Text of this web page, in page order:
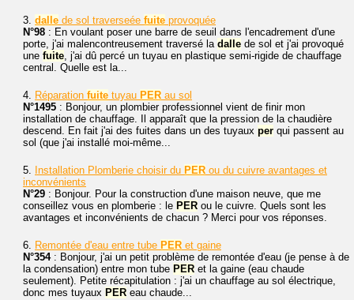
3. dalle de sol traverseée fuite provoquée
N°98 : En voulant poser une barre de seuil dans l'encadrement d'une
porte, j'ai malencontreusement traversé la dalle de sol et j'ai provoqué
une fuite, j'ai dû percé un tuyau en plastique semi-rigide de chauffage
central. Quelle est la...
4. Réparation fuite tuyau PER au sol
N°1495 : Bonjour, un plombier professionnel vient de finir mon
installation de chauffage. Il apparaît que la pression de la chaudière
descend. En fait j'ai des fuites dans un des tuyaux per qui passent au
sol (que j'ai installé moi-même...
5. Installation Plomberie choisir du PER ou du cuivre avantages et
inconvénients
N°29 : Bonjour. Pour la construction d'une maison neuve, que me
conseillez vous en plomberie : le PER ou le cuivre. Quels sont les
avantages et inconvénients de chacun ? Merci pour vos réponses.
6. Remontée d'eau entre tube PER et gaine
N°354: Bonjour, j'ai un petit problème de remontée d'eau (je pense à de
la condensation) entre mon tube PER et la gaine (eau chaude
seulement). Petite récapitulation : j'ai un chauffage au sol électrique,
donc mes tuyaux PER eau chaude...